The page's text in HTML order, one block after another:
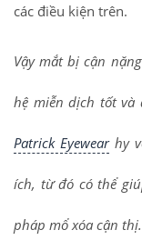
các điều kiện trên.
Vậy mắt bị cận
hệ miễn dịch tốt và
Patrick Eyewearhy
ích, từ đó có thể
pháp mổ xóa cận thị.